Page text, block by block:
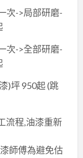
次->局部研磨-
次->全部研磨-
)坪 950起 (跳
流程,油漆重新
師傅為避免估